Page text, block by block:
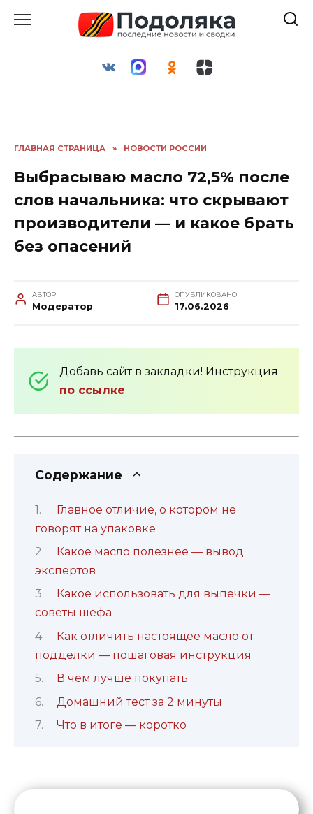
ГЛАВНАЯ СТРАНИЦА » НОВОСТИ РОССИИ
Выбрасываю масло 72,5% после
слов начальника: что скрывают
производители — и какое брать
без опасений
АВТОР
Модератор
ОПУБЛИКОВАНО
17.06.2026
Добавь сайт в закладки! Инструкция
по ссылке.
Содержание
Главное отличие, о котором не
говорят на упаковке
Какое масло полезнее — вывод
экспертов
Какое использовать для выпечки —
советы шефа
Как отличить настоящее масло от
подделки — пошаговая инструкция
В чём лучше покупать
Домашний тест за 2 минуты
Что в итоге — коротко